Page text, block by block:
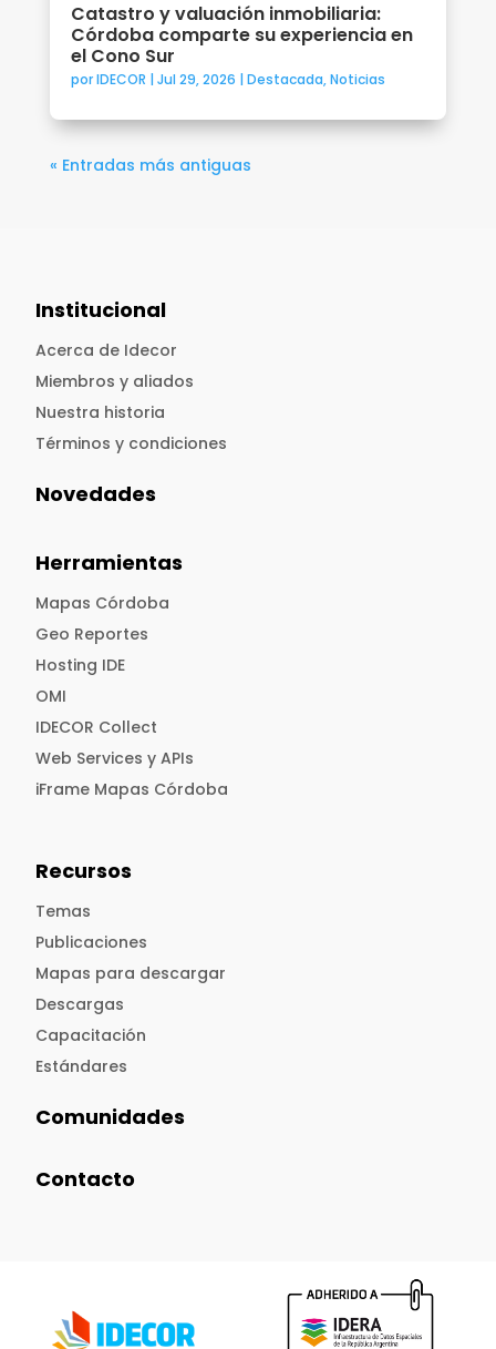
Catastro y valuación inmobiliaria:
Córdoba comparte su experiencia en
el Cono Sur
porIDECOR | Jul 29, 2026 | Destacada,Noticias
« Entradas más antiguas
Institucional
Acerca de Idecor
Miembros y aliados
Nuestra historia
Términos y condiciones
Novedades
Herramientas
Mapas Córdoba
Geo Reportes
Hosting IDE
OMI
IDECOR Collect
Web Services y APIs
iFrame Mapas Córdoba
Recursos
Temas
Publicaciones
Mapas para descargar
Descargas
Capacitación
Estándares
Comunidades
Contacto